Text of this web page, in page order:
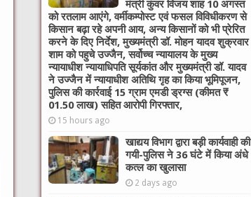
मंत्री कुंवर विजय शाह 10 अगस्त
को रतलाम आएंगे, वर्मीकम्पोस्ट एवं फसल विविधीकरण से
किसान बढ़ा रहे अपनी आय, अन्य किसानों को भी प्रेरित
करने के दिए निर्देश, मुख्यमंत्री डॉ. मोहन यादव शुक्रवार
शाम को पहुचे उज्जैन, सर्वोच्च न्यायालय के मुख्‍य
न्‍यायाधीश न्यायाधिपति सूर्यकांत और मुख्यमंत्री डॉ. यादव
ने उज्जैन में न्यायाधीश अतिथि गृह का किया भूमिपूजन,
पुलिस की कार्रवाई 15 ग्राम एमडी ड्रग्स (कीमत ₹
01.50 लाख) सहित आरोपी गिरफ्तार,
15 hours ago
खाद्यय विभाग द्वारा बड़ी कार्यवाही की
गयी-पुलिस ने 36 घंटे में किया अंधे
कत्ल का खुलासा
2 days ago